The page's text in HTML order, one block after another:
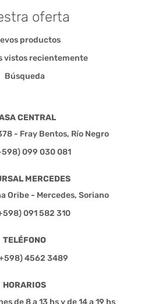
oferta
productos
vistos recientemente
Búsqueda
CENTRAL
- Fray Bentos, Río Negro
099 030 081
MERCEDES
Oribe - Mercedes, Soriano
091 582 310
TELÉFONO
4562 3489
HORARIOS